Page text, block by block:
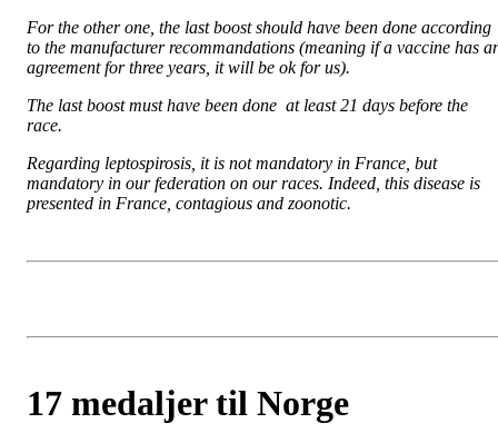
For the other one, the last boost should have been done according
to the manufacturer recommandations (meaning if a vaccine has
agreement for three years, it will be ok for us).
The last boost must have been done at least 21 days before the
race.
Regarding leptospirosis, it is not mandatory in France, but
mandatory in our federation on our races. Indeed, this disease is
presented in France, contagious and zoonotic.
17 medaljer til Norge